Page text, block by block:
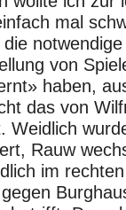
mal
von
haben,
das von
Weidlich
Rauw
im